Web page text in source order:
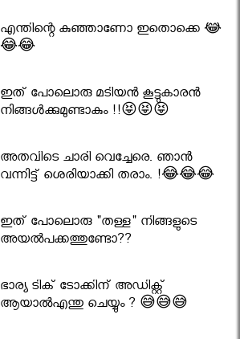
എന്തിന്റെ കുഞ്ഞാണോ ഇതൊക്കെ 😂
😂😂
ഇത് പോലൊരു മടിയൻ കൂട്ടുകാരൻ
നിങ്ങൾക്കുമുണ്ടാകും !!😝😝😝
അതവിടെ ചാരി വെച്ചേരെ. ഞാൻ
വന്നിട്ട് ശെരിയാക്കി തരാം. !😂😂😂
ഇത് പോലൊരു "തള്ള" നിങ്ങളുടെ
അയല്‍പക്കത്തുണ്ടോ??
ഭാര്യ ടിക് ടോക്കിന് അഡിക്റ്റ്
ആയാൽഎന്തു ചെയ്യും ? 😅😅😅